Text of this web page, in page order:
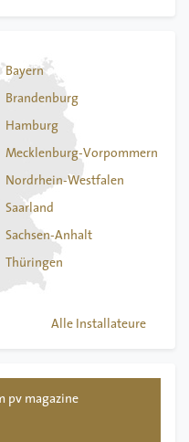
Bayern
Brandenburg
Hamburg
Mecklenburg-Vorpommern
Nordrhein-Westfalen
Saarland
Sachsen-Anhalt
Thüringen
Alle Installateure
pv magazine